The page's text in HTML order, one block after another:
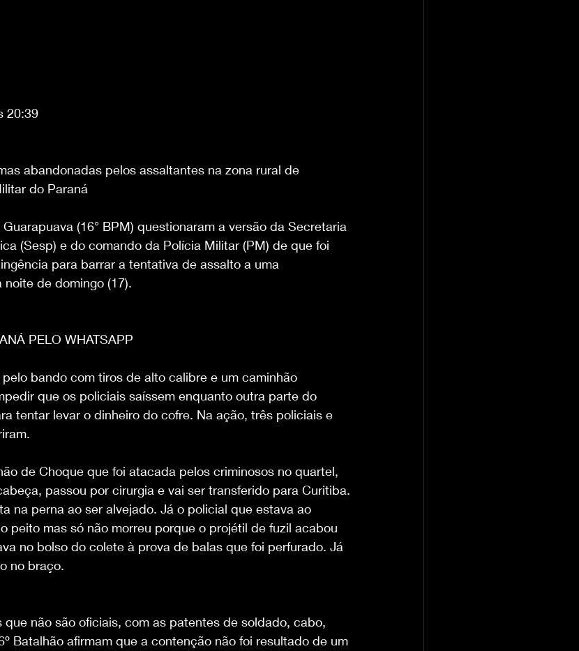
20:39
abandonadas pelos assaltantes na zona rural de
do Paraná
(16° BPM) questionaram a versão da Secretaria
(Sesp) e do comando da Polícia Militar (PM) de que foi
para barrar a tentativa de assalto a uma
de domingo (17).
PELO WHATSAPP
bando com tiros de alto calibre e um caminhão
que os policiais saíssem enquanto outra parte do
tentar levar o dinheiro do cofre. Na ação, três policiais e
de Choque que foi atacada pelos criminosos no quartel,
passou por cirurgia e vai ser transferido para Curitiba.
na perna ao ser alvejado. Já o policial que estava ao
peito mas só não morreu porque o projétil de fuzil acabou
no bolso do colete à prova de balas que foi perfurado. Já
no braço.
que não são oficiais, com as patentes de soldado, cabo,
Batalhão afirmam que a contenção não foi resultado de um